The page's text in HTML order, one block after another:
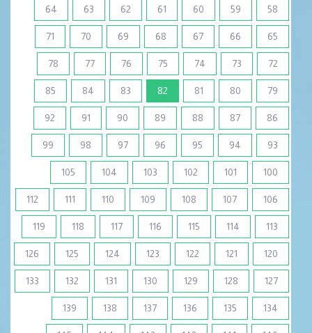
58
59
60
61
62
63
64
65
66
67
68
69
70
71
72
73
74
75
76
77
78
79
80
81
82
(current)
83
84
85
86
87
88
89
90
91
92
93
94
95
96
97
98
99
100
101
102
103
104
105
106
107
108
109
110
111
112
113
114
115
116
117
118
119
120
121
122
123
124
125
126
127
128
129
130
131
132
133
134
135
136
137
138
139